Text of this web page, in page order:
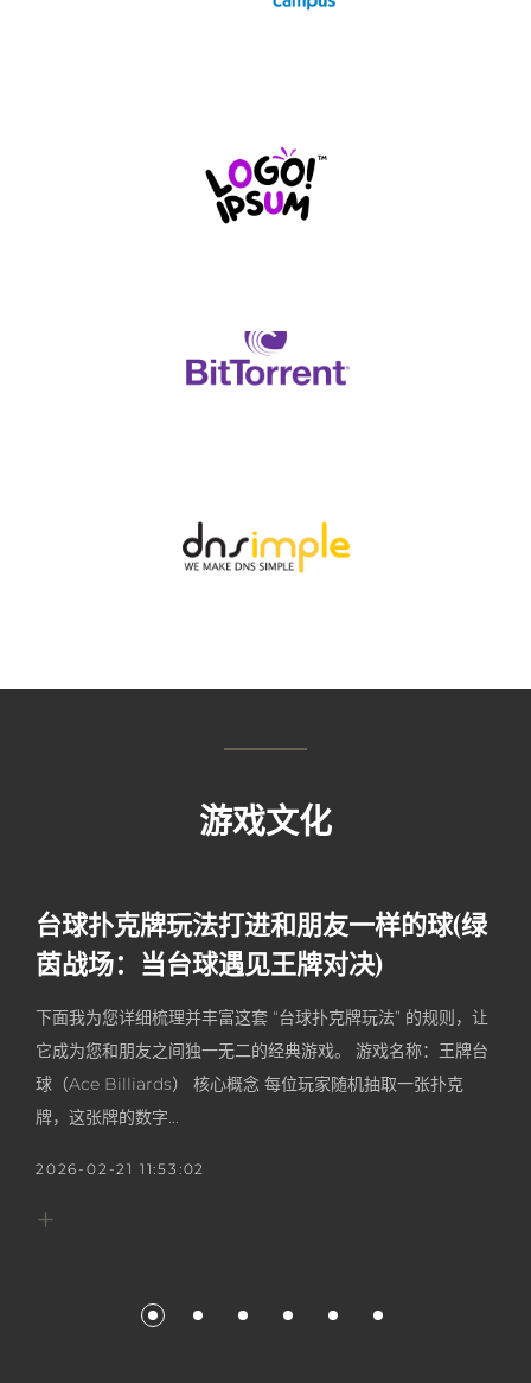
游戏文化
台球扑克牌玩法打进和朋友一样的球(绿
茵战场：当台球遇见王牌对决)
下面我为您详细梳理并丰富这套 “台球扑克牌玩法” 的规则，让
它成为您和朋友之间独一无二的经典游戏。 游戏名称：王牌台
球（Ace Billiards） 核心概念 每位玩家随机抽取一张扑克
牌，这张牌的数字...
2026-02-21 11:53:02
+